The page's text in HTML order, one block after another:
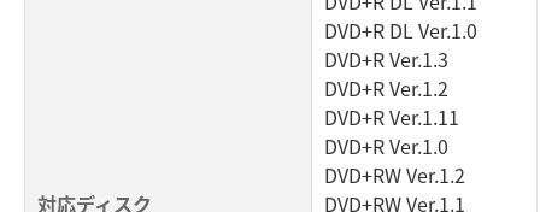
対応ディスク
DVD+R DL Ver.1.0
DVD+R Ver.1.3
DVD+R Ver.1.2
DVD+R Ver.1.11
DVD+R Ver.1.0
DVD+RW Ver.1.2
DVD+RW Ver.1.1